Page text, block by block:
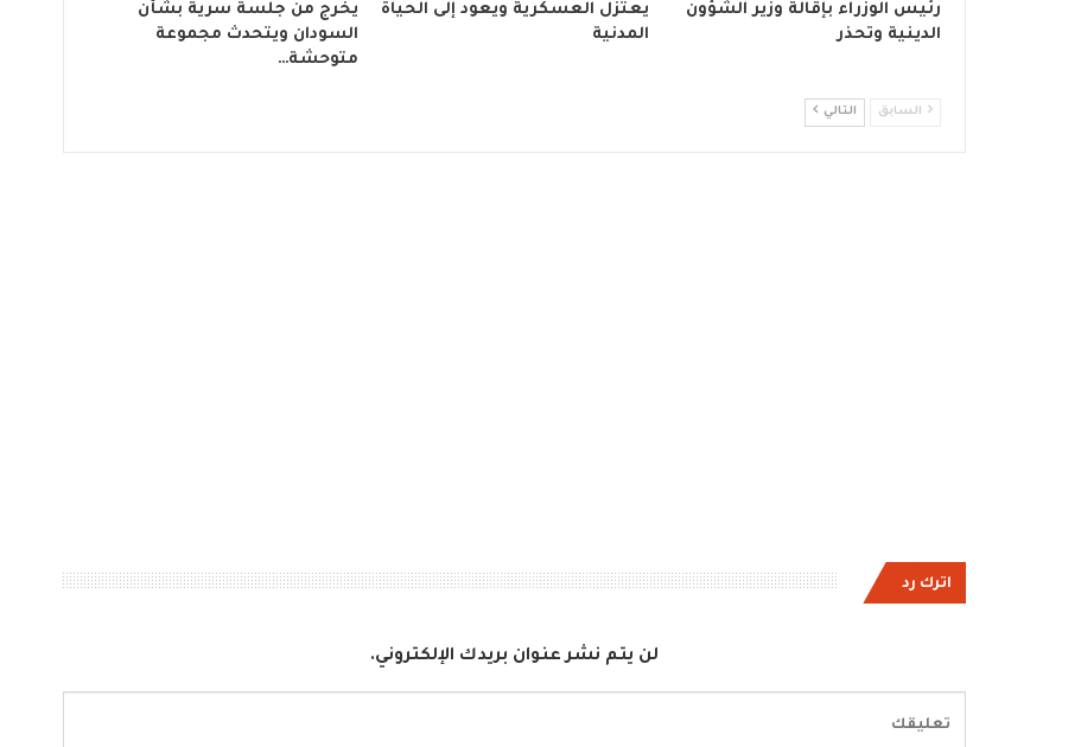
رئيس الوزراء بإقالة وزير الشؤون
الدينية وتحذر
يعتزل العسكرية ويعود إلى الحياة
المدنية
يخرج من جلسة سرية بشأن
السودان ويتحدث مجموعة
متوحشة…
السابق التالي
اترك رد
لن يتم نشر عنوان بريدك الإلكتروني.